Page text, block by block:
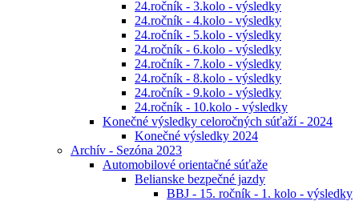
24.ročník - 3.kolo - výsledky
24.ročník - 4.kolo - výsledky
24.ročník - 5.kolo - výsledky
24.ročník - 6.kolo - výsledky
24.ročník - 7.kolo - výsledky
24.ročník - 8.kolo - výsledky
24.ročník - 9.kolo - výsledky
24.ročník - 10.kolo - výsledky
Konečné výsledky celoročných súťaží - 2024
Konečné výsledky 2024
Archív - Sezóna 2023
Automobilové orientačné súťaže
Belianske bezpečné jazdy
BBJ - 15. ročník - 1. kolo - výsledky